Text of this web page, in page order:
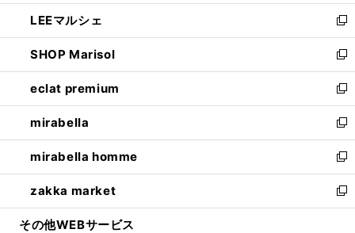
開
く
ウ
で
開
く
ン
ド
ウ
で
開
く
ウ
ィ
ン
ド
ウ
で
開
く
し
い
ウ
ィ
ン
ド
ウ
で
開
く
LEEマルシェ
新
し
い
ウ
ィ
ン
ド
ウ
で
開
く
SHOP Marisol
新
し
い
ウ
ィ
ン
ド
ウ
で
開
eclat premium
新
し
い
ウ
ィ
ン
ド
ウ
mirabella
新
し
い
ウ
ィ
ン
mirabella homme
新
し
い
ウ
zakka market
新
し
その他WEBサービス